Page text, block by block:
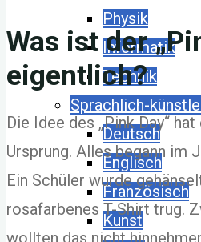
Physik
Informatik
Technik
Sprachlich-
Deutsch
Englisch
Französisch
Kunst
Was ist der
eigentlich?
Die Idee des „Pink Day“
Ursprung. Alles begann im
Ein Schüler wurde
rosafarbenes T-Shirt trug.
wollten das nicht